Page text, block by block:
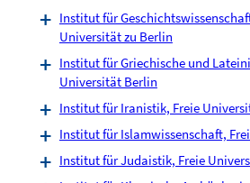
Institut für
Universität zu Berlin
Institut für Griechische und
Universität Berlin
Institut für Iranistik, Freie
Institut für Islamwissenschaft,
Institut für Judaistik, Freie